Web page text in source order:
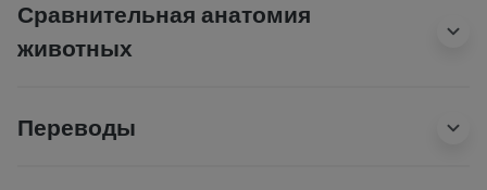
Сравнительная анатомия
животных
Переводы